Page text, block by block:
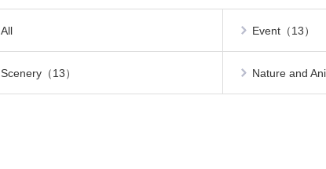
All Event（13）
Scenery（13） Nature and